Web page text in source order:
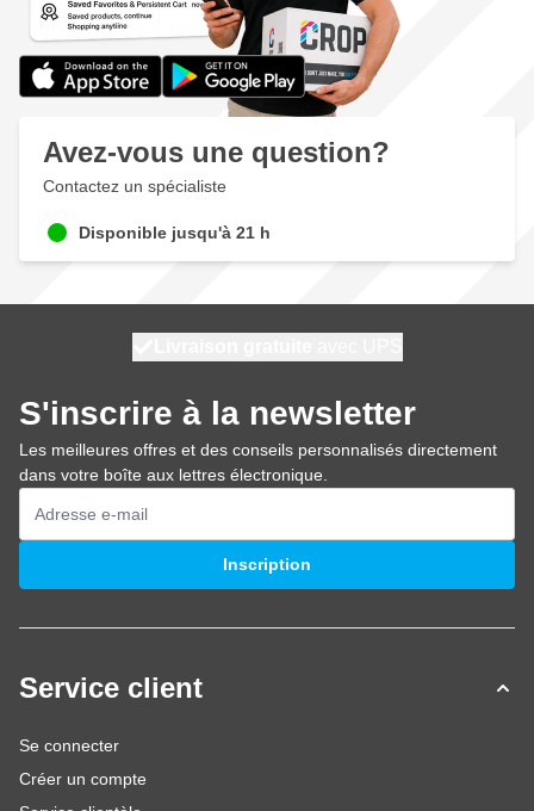
Avez-vous une question?
Contactez un spécialiste
Disponible jusqu'à 21 h
S'inscrire à la newsletter
Les meilleures offres et des conseils personnalisés directement
dans votre boîte aux lettres électronique.
Adresse mail
Inscription
Service client
Se connecter
Créer un compte